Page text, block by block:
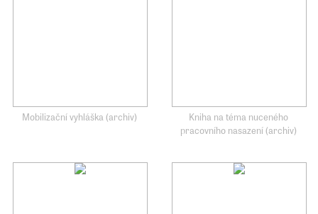
Mobilizační vyhláška (archiv)
Kniha na téma nuceného
pracovního nasazení (archiv)